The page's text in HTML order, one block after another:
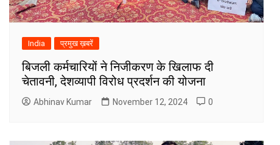
India प्रमुख ख़बरें
बिजली कर्मचारियों ने निजीकरण के खिलाफ दी
चेतावनी, देशव्यापी विरोध प्रदर्शन की योजना
Abhinav Kumar November 12, 2024 0